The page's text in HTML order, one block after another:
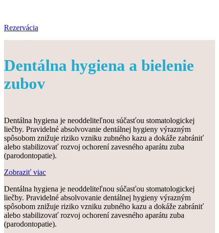
Rezervácia
Dentálna hygiena a bielenie
zubov
Dentálna hygiena je neoddeliteľnou súčasťou stomatologickej
liečby. Pravidelné absolvovanie dentálnej hygieny výrazným
spôsobom znižuje riziko vzniku zubného kazu a dokáže zabrániť
alebo stabilizovať rozvoj ochorení zavesného aparátu zuba
(parodontopatie).
Zobraziť viac
Dentálna hygiena je neoddeliteľnou súčasťou stomatologickej
liečby. Pravidelné absolvovanie dentálnej hygieny výrazným
spôsobom znižuje riziko vzniku zubného kazu a dokáže zabrániť
alebo stabilizovať rozvoj ochorení zavesného aparátu zuba
(parodontopatie).